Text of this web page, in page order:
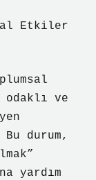
Etkiler
odaklı ve
durum,
yardım